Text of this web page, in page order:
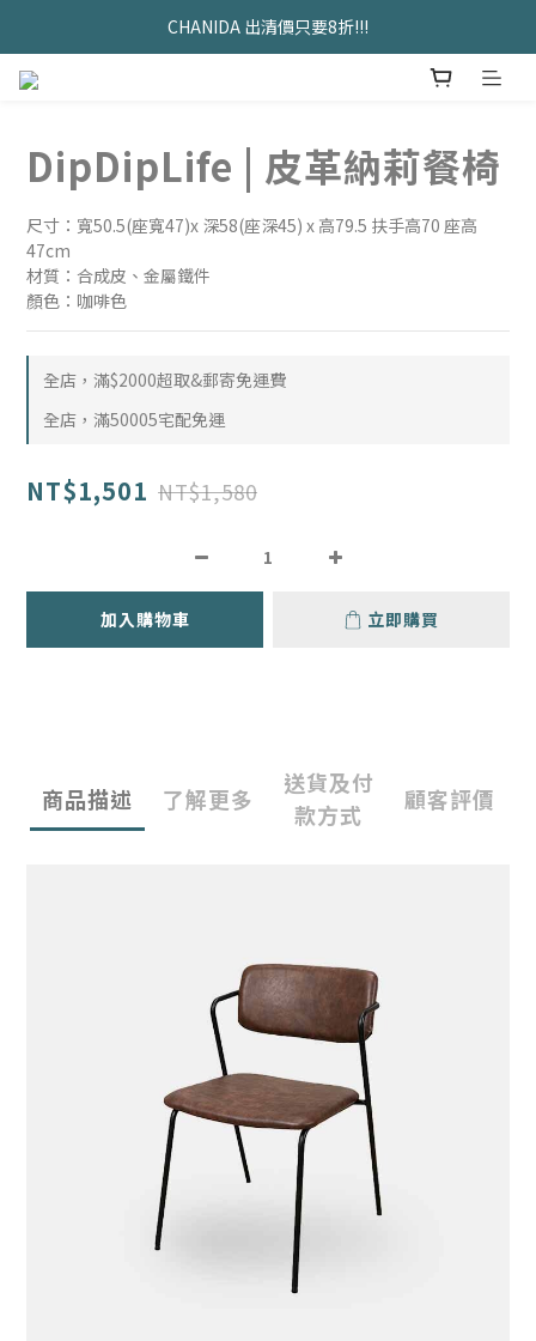
久坐神器>>坐&靠墊組合只要$1488
CHANIDA 出清價只要8折!!!
DipDipLife | 皮革納莉餐椅
尺寸：寬50.5(座寬47)x 深58(座深45) x 高79.5 扶手高70 座高
47cm
材質：合成皮、金屬鐵件
顏色：咖啡色
全店，滿$2000超取&郵寄免運費
全店，滿50005宅配免運
NT$1,501 NT$1,580
加入購物車 立即購買
商品描述 了解更多
送貨及付
款方式
顧客評價